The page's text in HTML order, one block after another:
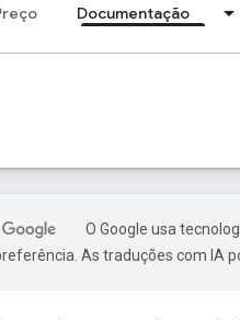
Documentação
O Google usa
As traduções com IA